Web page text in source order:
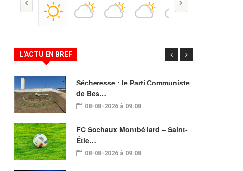
L'ACTU EN BREF
Sécheresse : le Parti Communiste
de Bes…
08-08-2026 à 09:08
FC Sochaux Montbéliard – Saint-
Étie…
08-08-2026 à 09:08